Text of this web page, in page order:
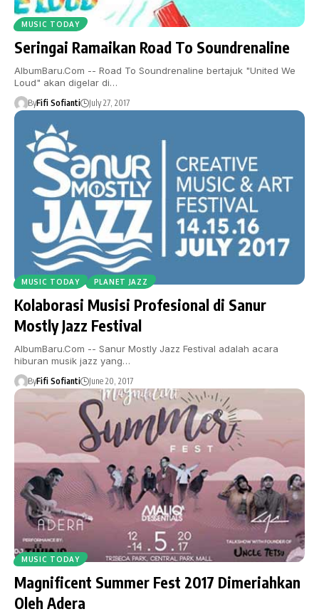
MUSIC TODAY
Seringai Ramaikan Road To Soundrenaline
AlbumBaru.Com -- Road To Soundrenaline bertajuk "United We
Loud" akan digelar di…
ByFifi Sofianti July 27, 2017
MUSIC TODAY PLANET JAZZ
Kolaborasi Musisi Profesional di Sanur
Mostly Jazz Festival
AlbumBaru.Com -- Sanur Mostly Jazz Festival adalah acara
hiburan musik jazz yang…
ByFifi Sofianti June 20, 2017
MUSIC TODAY
Magnificent Summer Fest 2017 Dimeriahkan
Oleh Adera